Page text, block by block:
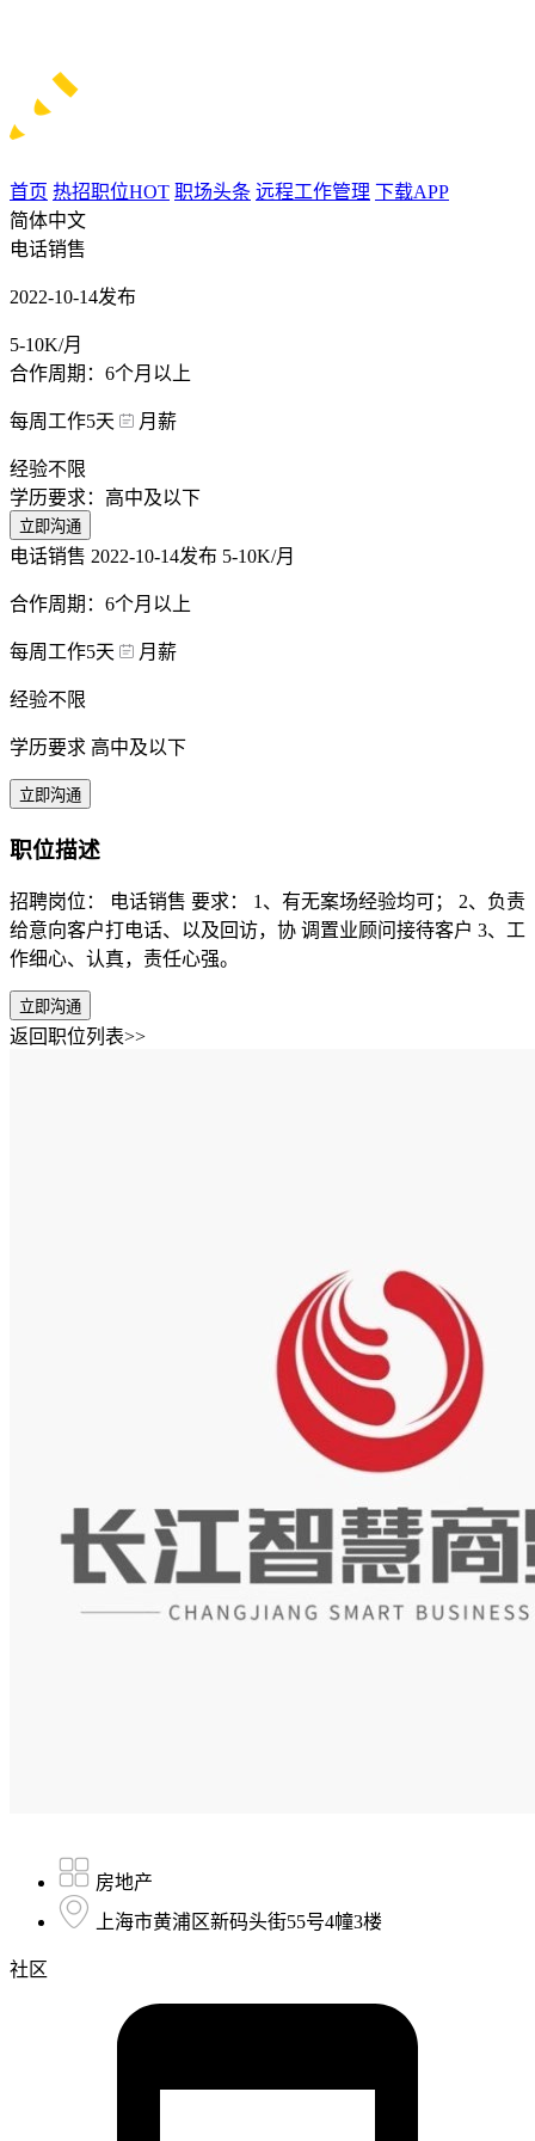
首页 热招职位HOT 职场头条 远程工作管理 下载APP
简体中文
电话销售
2022-10-14发布
5-10K/月
合作周期：6个月以上
每周工作5天 月薪
经验不限
学历要求：高中及以下
立即沟通
电话销售 2022-10-14发布 5-10K/月
合作周期：6个月以上
每周工作5天 月薪
经验不限
学历要求 高中及以下
立即沟通
职位描述
招聘岗位： 电话销售 要求： 1、有无案场经验均可； 2、负责
给意向客户打电话、以及回访，协 调置业顾问接待客户 3、工
作细心、认真，责任心强。
立即沟通
返回职位列表>>
房地产
上海市黄浦区新码头街55号4幢3楼
社区